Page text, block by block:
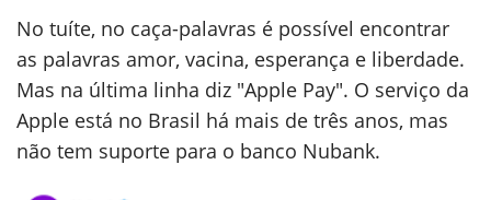
No tuíte, no caça-palavras é possível encontrar
as palavras amor, vacina, esperança e liberdade.
Mas na última linha diz "Apple Pay". O serviço da
Apple está no Brasil há mais de três anos, mas
não tem suporte para o banco Nubank.